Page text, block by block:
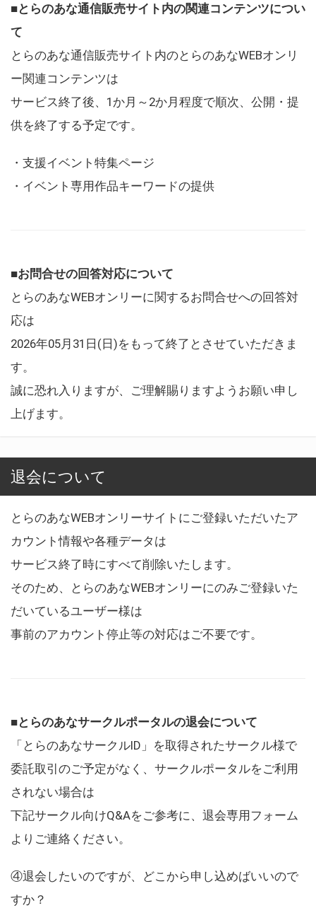
■とらのあな通信販売サイト内の関連コンテンツについ
て
とらのあな通信販売サイト内のとらのあなWEBオンリ
ー関連コンテンツは
サービス終了後、1か月～2か月程度で順次、公開・提
供を終了する予定です。
・支援イベント特集ページ
・イベント専用作品キーワードの提供
■お問合せの回答対応について
とらのあなWEBオンリーに関するお問合せへの回答対
応は
2026年05月31日(日)をもって終了とさせていただきま
す。
誠に恐れ入りますが、ご理解賜りますようお願い申し
上げます。
退会について
とらのあなWEBオンリーサイトにご登録いただいたア
カウント情報や各種データは
サービス終了時にすべて削除いたします。
そのため、とらのあなWEBオンリーにのみご登録いた
だいているユーザー様は
事前のアカウント停止等の対応はご不要です。
■とらのあなサークルポータルの退会について
「とらのあなサークルID」を取得されたサークル様で
委託取引のご予定がなく、サークルポータルをご利用
されない場合は
下記サークル向けQ&Aをご参考に、退会専用フォーム
よりご連絡ください。
④退会したいのですが、どこから申し込めばいいので
すか？